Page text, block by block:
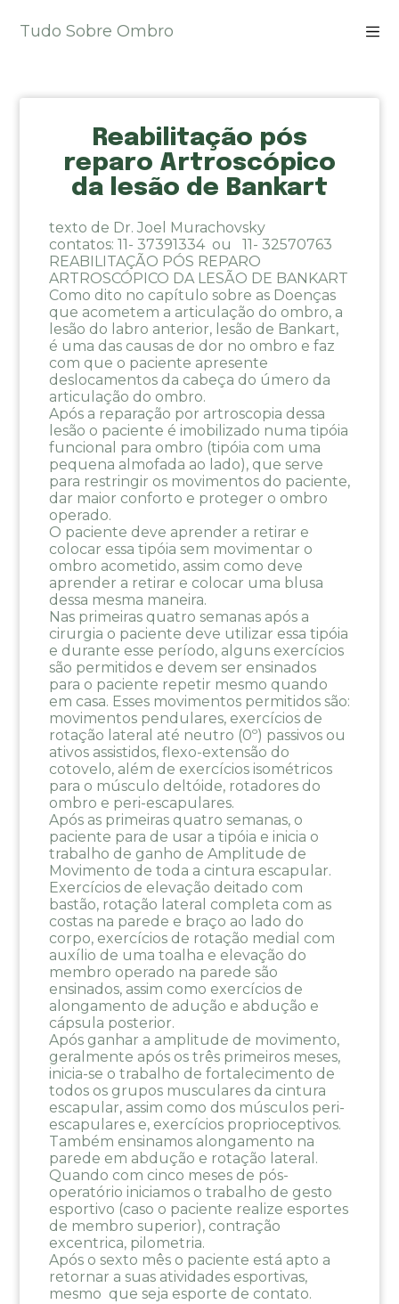
u
Tudo Sobre Ombro
Reabilitação pós
reparo Artroscópico
da lesão de Bankart
texto de Dr. Joel Murachovsky
contatos: 11- 37391334 ou 11- 32570763
REABILITAÇÃO PÓS REPARO
ARTROSCÓPICO DA LESÃO DE BANKART
Como dito no capítulo sobre as Doenças
que acometem a articulação do ombro, a
lesão do labro anterior, lesão de Bankart,
é uma das causas de dor no ombro e faz
com que o paciente apresente
deslocamentos da cabeça do úmero da
articulação do ombro.
Após a reparação por artroscopia dessa
lesão o paciente é imobilizado numa tipóia
funcional para ombro (tipóia com uma
pequena almofada ao lado), que serve
para restringir os movimentos do paciente,
dar maior conforto e proteger o ombro
operado.
O paciente deve aprender a retirar e
colocar essa tipóia sem movimentar o
ombro acometido, assim como deve
aprender a retirar e colocar uma blusa
dessa mesma maneira.
Nas primeiras quatro semanas após a
cirurgia o paciente deve utilizar essa tipóia
e durante esse período, alguns exercícios
são permitidos e devem ser ensinados
para o paciente repetir mesmo quando
em casa. Esses movimentos permitidos são:
movimentos pendulares, exercícios de
rotação lateral até neutro (0º) passivos ou
ativos assistidos, flexo-extensão do
cotovelo, além de exercícios isométricos
para o músculo deltóide, rotadores do
ombro e peri-escapulares.
Após as primeiras quatro semanas, o
paciente para de usar a tipóia e inicia o
trabalho de ganho de Amplitude de
Movimento de toda a cintura escapular.
Exercícios de elevação deitado com
bastão, rotação lateral completa com as
costas na parede e braço ao lado do
corpo, exercícios de rotação medial com
auxílio de uma toalha e elevação do
membro operado na parede são
ensinados, assim como exercícios de
alongamento de adução e abdução e
cápsula posterior.
Após ganhar a amplitude de movimento,
geralmente após os três primeiros meses,
inicia-se o trabalho de fortalecimento de
todos os grupos musculares da cintura
escapular, assim como dos músculos peri-
escapulares e, exercícios proprioceptivos.
Também ensinamos alongamento na
parede em abdução e rotação lateral.
Quando com cinco meses de pós-
operatório iniciamos o trabalho de gesto
esportivo (caso o paciente realize esportes
de membro superior), contração
excentrica, pilometria.
Após o sexto mês o paciente está apto a
retornar a suas atividades esportivas,
mesmo que seja esporte de contato.